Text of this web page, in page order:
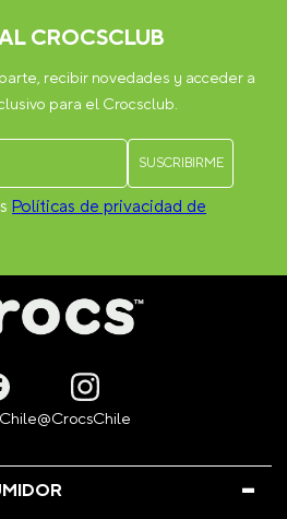
CROCSCLUB
recibir novedades y acceder a
para el Crocsclub.
Políticas de privacidad de